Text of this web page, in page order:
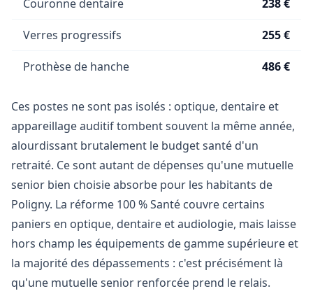
Couronne dentaire 238 €
Verres progressifs 255 €
Prothèse de hanche 486 €
Ces postes ne sont pas isolés : optique, dentaire et
appareillage auditif tombent souvent la même année,
alourdissant brutalement le budget santé d'un
retraité. Ce sont autant de dépenses qu'une mutuelle
senior bien choisie absorbe pour les habitants de
Poligny. La réforme 100 % Santé couvre certains
paniers en optique, dentaire et audiologie, mais laisse
hors champ les équipements de gamme supérieure et
la majorité des dépassements : c'est précisément là
qu'une mutuelle senior renforcée prend le relais.